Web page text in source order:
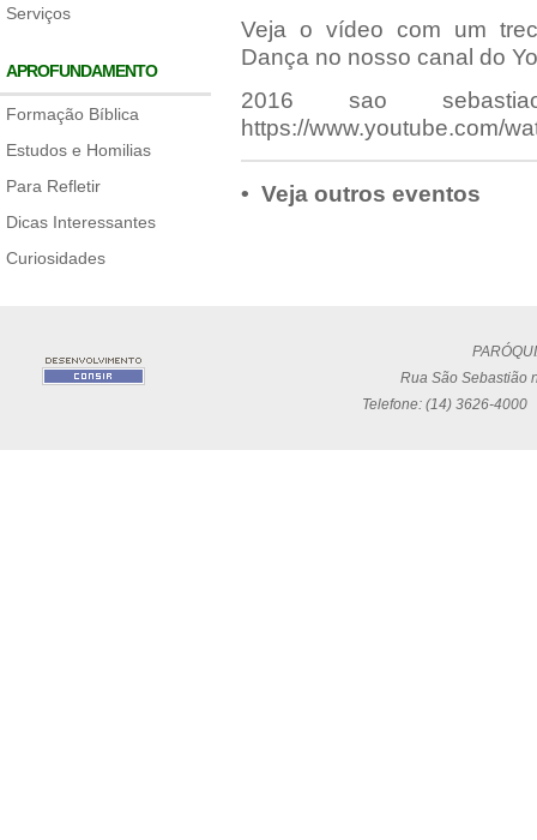
Serviços
APROFUNDAMENTO
Formação Bíblica
Estudos e Homilias
Para Refletir
Dicas Interessantes
Curiosidades
Veja o vídeo com um
Dança no nosso canal do
2016 sao
https://www.youtube.com/
• Veja outros eventos
Rua São Sebastião
Telefone: (14) 3626-